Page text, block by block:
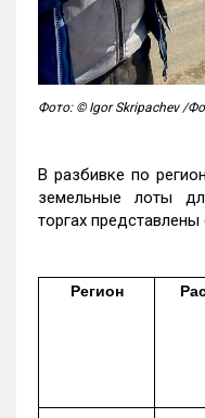
Фото: © Igor Skripachev /
В разбивке по
земельные лоты
торгах
Регион